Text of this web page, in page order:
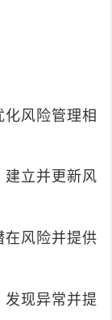
风险管理相
建立并更新风
在风险并提供
发现异常并提